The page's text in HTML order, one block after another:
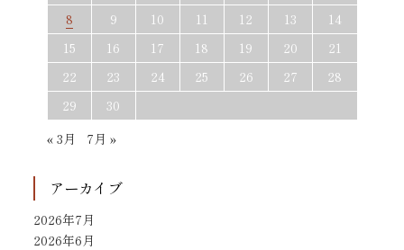
8
9 10 11 12 13
14
15
16 17 18 19 20
21
22
23 24 25 26 27
28
29
30
« 3月
7月 »
アーカイブ
2026年7月
2026年6月